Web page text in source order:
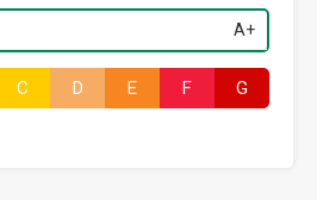
Α+
C D E F G